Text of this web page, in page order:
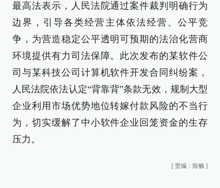
最高法表示，人民法院通过案件裁判明确行为
边界，引导各类经营主体依法经营、公平竞
争，为营造稳定公平透明可预期的法治化营商
环境提供有力司法保障。此次发布的某软件公
司与某科技公司计算机软件开发合同纠纷案，
人民法院依法认定“背靠背”条款无效，规制大型
企业利用市场优势地位转嫁付款风险的不当行
为，切实缓解了中小软件企业回笼资金的生存
压力。
[ 责编：陈畅 ]